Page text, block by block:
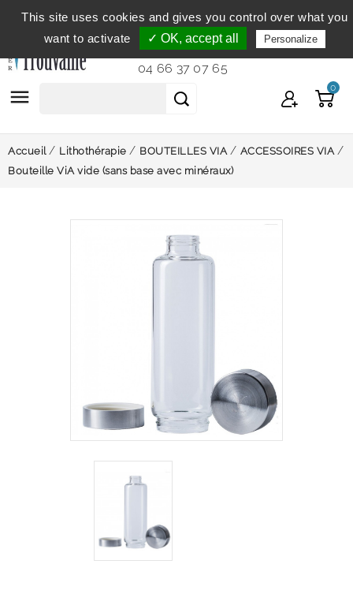
Service clientèle
du lundi au vendredi de 9h à 12h et
de 14h à 18h...
04 66 37 07 65
 0
Accueil Lithothérapie BOUTEILLES VIA
ACCESSOIRES VIA
Bouteille ViA vide (sans base avec minéraux)
This site uses cookies and gives you control over what you
want to activate
✓ OK, accept all Personalize